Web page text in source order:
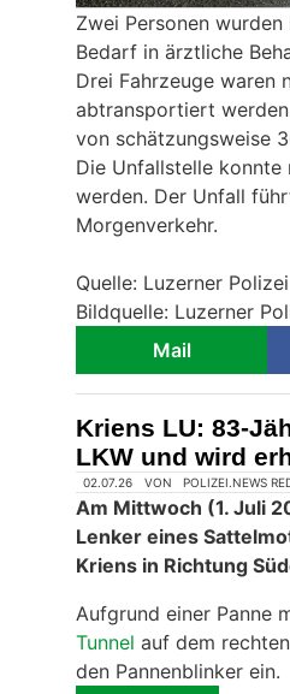
Zwei Personen
Bedarf in ärztliche
Drei Fahrzeuge waren
abtransportiert
von schätzungsweise
Die Unfallstelle konnte
werden. Der Unfall
Morgenverkehr.
Quelle: Luzerner Polizei
Bildquelle: Luzerner
Mail
Kriens LU: 83-
LKW und wird